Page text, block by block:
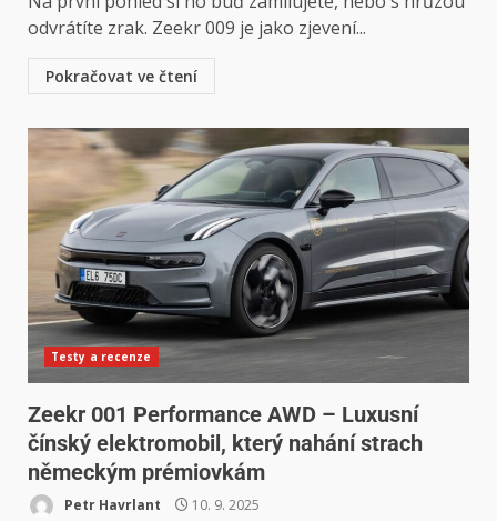
odvrátíte zrak. Zeekr 009 je jako zjevení...
Pokračovat ve čtení
Testy a recenze
Zeekr 001 Performance AWD – Luxusní
čínský elektromobil, který nahání strach
německým prémiovkám
Petr Havrlant 10. 9. 2025